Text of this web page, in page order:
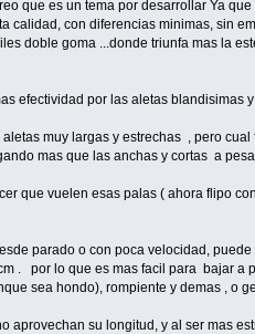
que es un tema por desarrollar Ya
calidad, con diferencias minimas, sin
doble goma ...donde triunfa mas la
efectividad por las aletas blandisimas
muy largas y estrechas , pero
mas que las anchas y cortas a
que vuelen esas palas ( ahora flipo
parado o con poca velocidad,
. por lo que es mas facil para bajar a
sea hondo), rompiente y demas , o
su longitud, y al ser mas